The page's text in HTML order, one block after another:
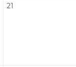
21